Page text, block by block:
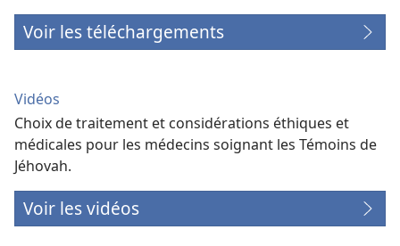
Voir les téléchargements
Vidéos
Choix de traitement et considérations éthiques et
médicales pour les médecins soignant les Témoins de
Jéhovah.
Voir les vidéos